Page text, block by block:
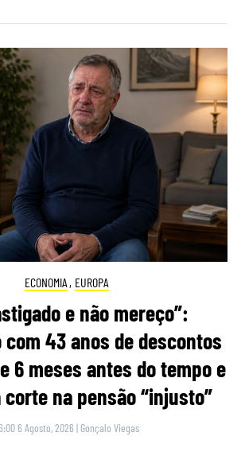
ECONOMIA , EUROPA
e não mereço”:
43 anos de descontos
6 meses antes do tempo e
na pensão “injusto”
6 Agosto, 2026 | Gonçalo Viegas